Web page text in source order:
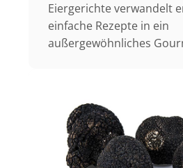
Eiergerichte verwandelt
einfache Rezepte in ein
außergewöhnliches